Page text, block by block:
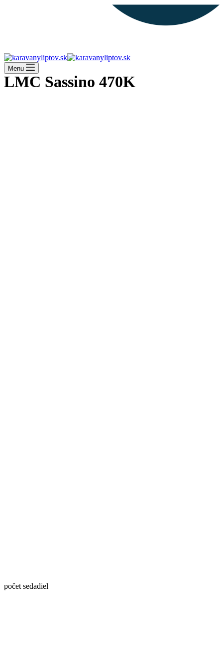
Menu
LMC Sassino 470K
počet sedadiel